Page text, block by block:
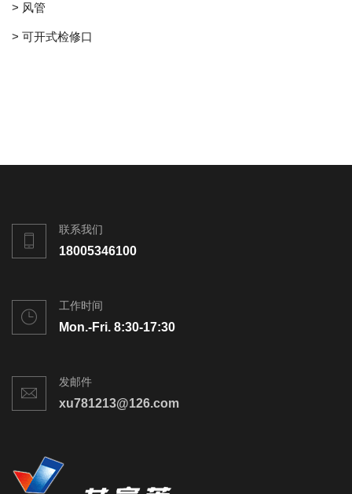
> 风管
> 可开式检修口
联系我们
18005346100
工作时间
Mon.-Fri. 8:30-17:30
发邮件
xu781213@126.com